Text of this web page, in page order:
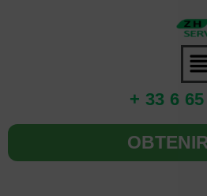
+ 33 6